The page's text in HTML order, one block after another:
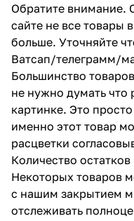
Обратите внимание.
сайте не все товары
больше. Уточняйте
Ватсап/телеграмм/
Большинство
не нужно думать что
картинке. Это
именно этот товар
расцветки
Количество
Некоторых товаров
с нашим закрытием
отслеживать